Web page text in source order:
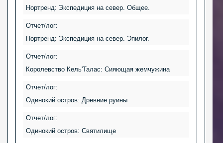
Нортренд: Экспедиция на север. Общее.
Отчет/лог:
Нортренд: Экспедиция на север. Эпилог.
Отчет/лог:
Королевство Кель'Талас: Сияющая жемчужина
Отчет/лог:
Одинокий остров: Древние руины
Отчет/лог:
Одинокий остров: Святилище